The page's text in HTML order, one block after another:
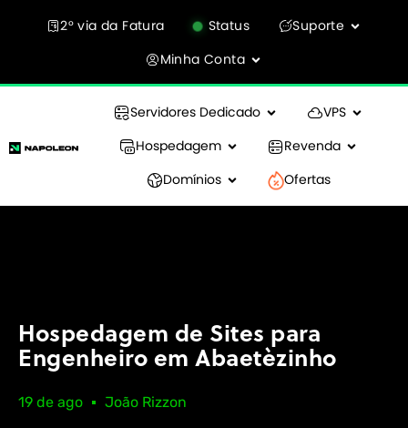
2° via da Fatura Status
Suporte
Minha Conta
Servidores Dedicado
VPS
Hospedagem
Revenda
Domínios
Ofertas
Hospedagem de Sites para
Engenheiro em Abaetèzinho
19 de ago João Rizzon